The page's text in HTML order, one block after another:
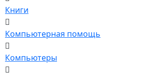
Книги
Компьютерная помощь
Компьютеры